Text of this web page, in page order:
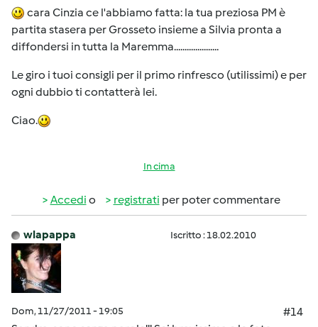
cara Cinzia ce l'abbiamo fatta: la tua preziosa PM è
partita stasera per Grosseto insieme a Silvia pronta a
diffondersi in tutta la Maremma.....................
Le giro i tuoi consigli per il primo rinfresco (utilissimi) e per
ogni dubbio ti contatterà lei.
Ciao.
In cima
Accedi o registrati per poter commentare
wlapappa Iscritto : 18.02.2010
Dom, 11/27/2011 - 19:05
#14